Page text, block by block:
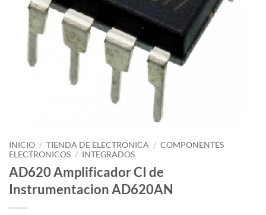
INICIO / TIENDA DE ELECTRÓNICA / COMPONENTES
ELECTRONICOS / INTEGRADOS
AD620 Amplificador CI de
Instrumentacion AD620AN